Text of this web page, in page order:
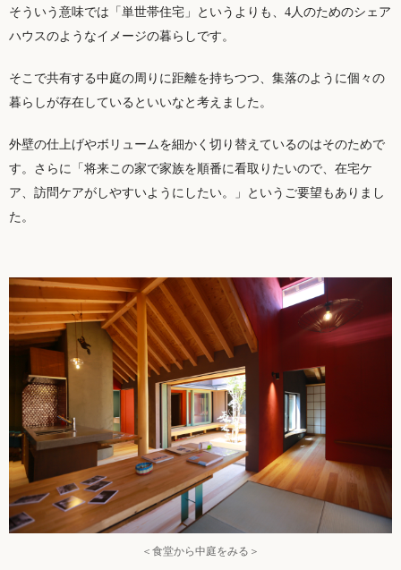
そういう意味では「単世帯住宅」というよりも、4人のためのシェア
ハウスのようなイメージの暮らしです。
そこで共有する中庭の周りに距離を持ちつつ、集落のように個々の
暮らしが存在しているといいなと考えました。
外壁の仕上げやボリュームを細かく切り替えているのはそのためで
す。さらに「将来この家で家族を順番に看取りたいので、在宅ケ
ア、訪問ケアがしやすいようにしたい。」というご要望もありまし
た。
＜食堂から中庭をみる＞